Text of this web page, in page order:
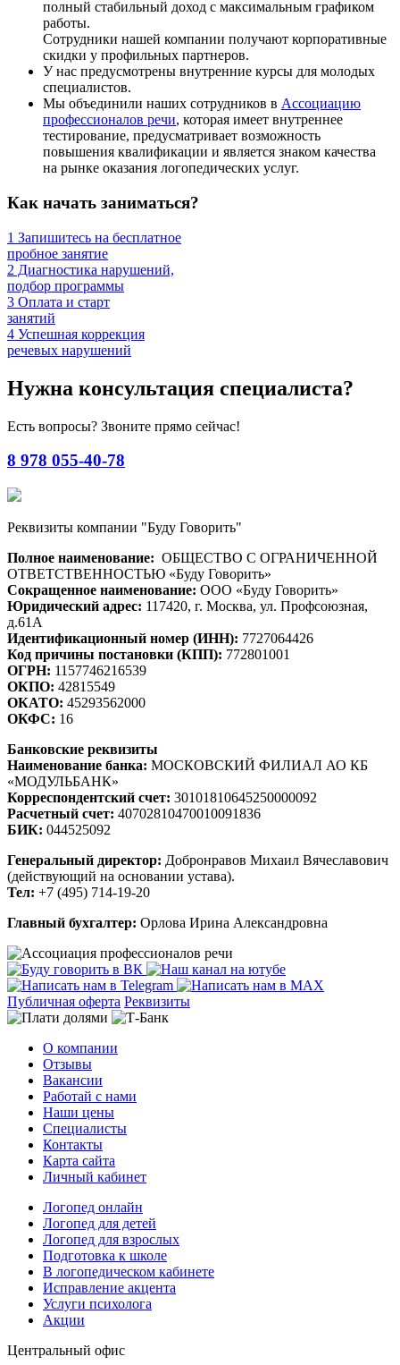
полный стабильный доход с максимальным графиком
работы.
Сотрудники нашей компании получают корпоративные
скидки у профильных партнеров.
У нас предусмотрены внутренние курсы для молодых
специалистов.
Мы объединили наших сотрудников в Ассоциацию
профессионалов речи, которая имеет внутреннее
тестирование, предусматривает возможность
повышения квалификации и является знаком качества
на рынке оказания логопедических услуг.
Как начать заниматься?
1 Запишитесь на бесплатное
пробное занятие
2 Диагностика нарушений,
подбор программы
3 Оплата и старт
занятий
4 Успешная коррекция
речевых нарушений
Нужна консультация специалиста?
Есть вопросы? Звоните прямо сейчас!
8 978 055-40-78
Реквизиты компании "Буду Говорить"
Полное наименование: ОБЩЕСТВО С ОГРАНИЧЕННОЙ
ОТВЕТСТВЕННОСТЬЮ «Буду Говорить»
Сокращенное наименование: ООО «Буду Говорить»
Юридический адрес: 117420, г. Москва, ул. Профсоюзная,
д.61А
Идентификационный номер (ИНН): 7727064426
Код причины постановки (КПП): 772801001
ОГРН: 1157746216539
ОКПО: 42815549
ОКАТО: 45293562000
ОКФС: 16
Банковские реквизиты
Наименование банка: МОСКОВСКИЙ ФИЛИАЛ АО КБ
«МОДУЛЬБАНК»
Корреспондентский счет: 30101810645250000092
Расчетный счет: 40702810470010091836
БИК: 044525092
Генеральный директор: Добронравов Михаил Вячеславович
(действующий на основании устава).
Тел: +7 (495) 714-19-20
Главный бухгалтер: Орлова Ирина Александровна
Публичная оферта Реквизиты
О компании
Отзывы
Вакансии
Работай с нами
Наши цены
Специалисты
Контакты
Карта сайта
Личный кабинет
Логопед онлайн
Логопед для детей
Логопед для взрослых
Подготовка к школе
В логопедическом кабинете
Исправление акцента
Услуги психолога
Акции
Центральный офис